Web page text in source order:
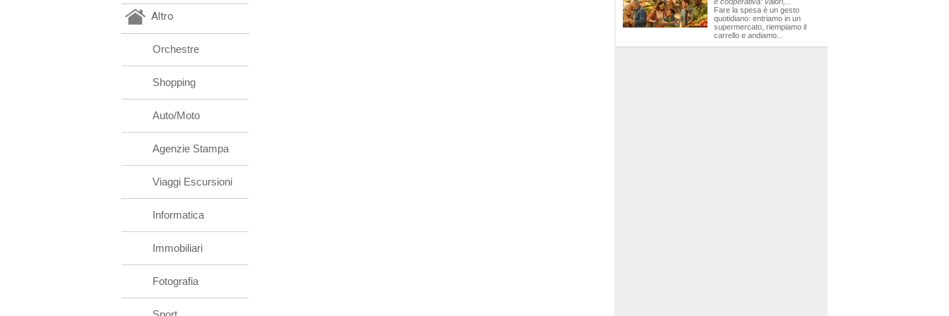
Altro
Orchestre
Shopping
Auto/Moto
Agenzie Stampa
Viaggi Escursioni
Informatica
Immobiliari
Fotografia
Fare la spesa è un gesto
quotidiano: entriamo in un
supermercato, riempiamo il
carrello e andiamo...